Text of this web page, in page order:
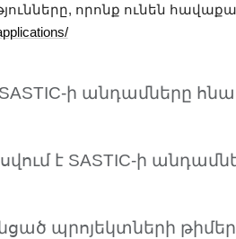
որոնք ունեն
ի անդամները
է SASTIC-ի
պրոյեկտների